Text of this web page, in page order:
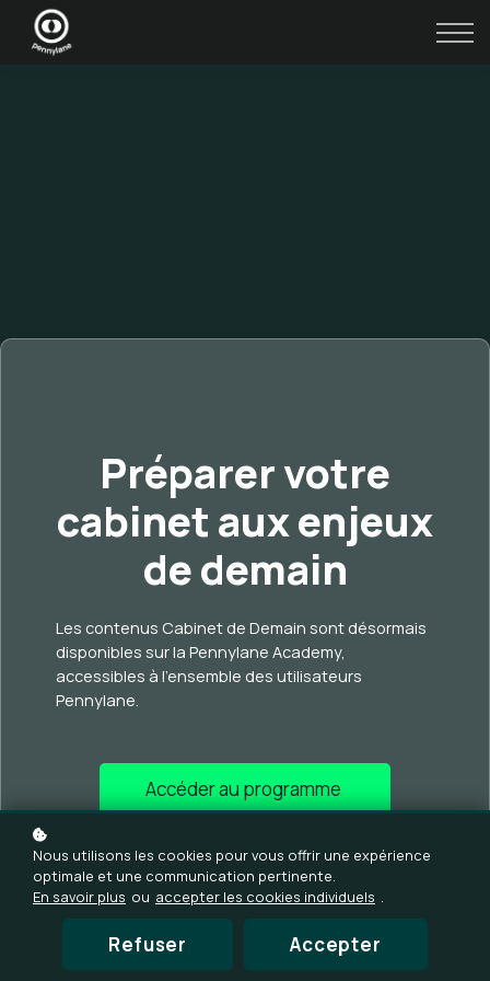
Préparer votre
cabinet aux enjeux
de demain
Les contenus Cabinet de Demain sont désormais
disponibles sur la Pennylane Academy,
accessibles à l'ensemble des utilisateurs
Pennylane.
Accéder au programme
Nous utilisons les cookies pour vous offrir une expérience
optimale et une communication pertinente.
En savoir plus ou accepter les cookies individuels .
Refuser Accepter